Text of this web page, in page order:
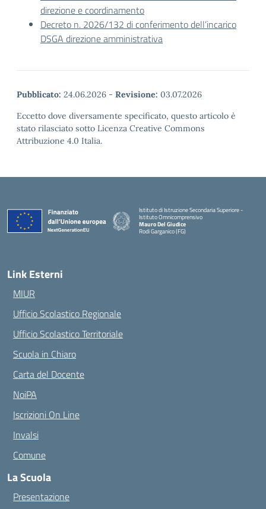
direzione e coordinamento
Decreto n. 2026/132 di conferimento dell’incarico
DSGA direzione amministrativa
Pubblicato: 24.06.2026 - Revisione: 03.07.2026
Eccetto dove diversamente specificato, questo articolo è
stato rilasciato sotto Licenza Creative Commons
Attribuzione 4.0 Italia.
Istituto di Istruzione Secondaria Superiore -
Istituto Omnicomprensivo
Mauro Del Giudice
Rodi Garganico (FG)
— Visita la pagina iniziale della scuola
Link Esterni
MIUR
Ufficio Scolastico Regionale
Ufficio Scolastico Territoriale
Scuola in Chiaro
Carta del Docente
NoiPA
Iscrizioni On Line
Invalsi
Comune
La Scuola
Presentazione